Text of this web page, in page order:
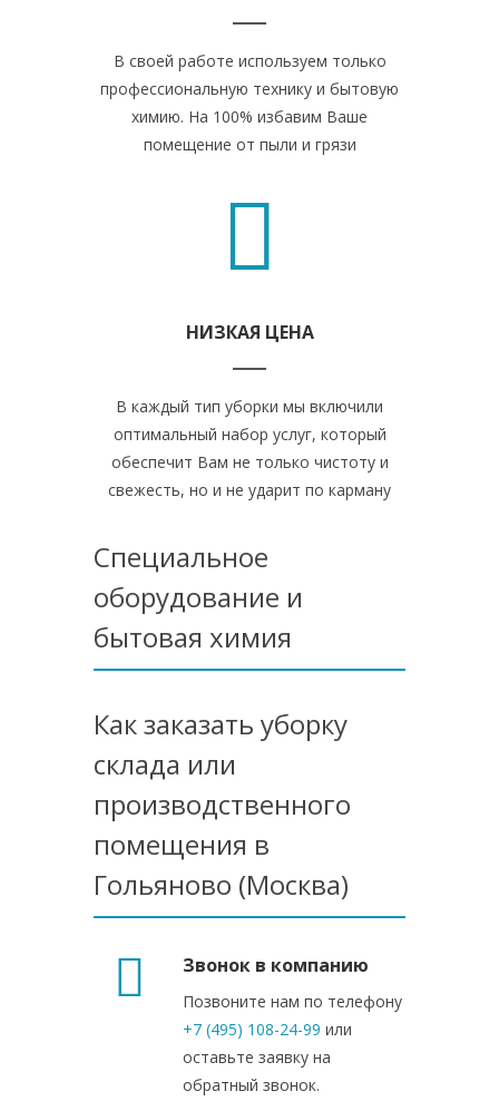
В своей работе используем только
профессиональную технику и бытовую
химию. На 100% избавим Ваше
помещение от пыли и грязи
НИЗКАЯ ЦЕНА
В каждый тип уборки мы включили
оптимальный набор услуг, который
обеспечит Вам не только чистоту и
свежесть, но и не ударит по карману
Специальное
оборудование и
бытовая химия
Как заказать уборку
склада или
производственного
помещения в
Гольяново (Москва)
Звонок в компанию
Позвоните нам по телефону
+7 (495) 108-24-99 или
оставьте заявку на
обратный звонок.